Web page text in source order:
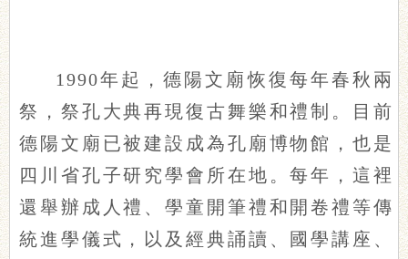
1990年起，德陽文廟恢復每年春秋兩
祭，祭孔大典再現復古舞樂和禮制。目前
德陽文廟已被建設成為孔廟博物館，也是
四川省孔子研究學會所在地。每年，這裡
還舉辦成人禮、學童開筆禮和開卷禮等傳
統進學儀式，以及經典誦讀、國學講座、